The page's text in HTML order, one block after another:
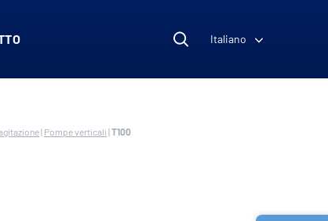
Italiano
| Pompe verticali |T100